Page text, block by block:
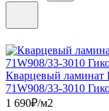
Кварцевый ламинат
71W908/33-3010
1 690₽/м2